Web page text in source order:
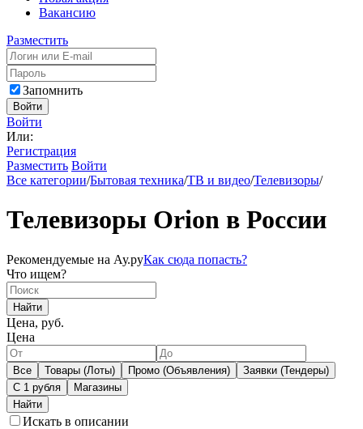
Вакансию
Разместить
Запомнить
Войти
Войти
Или:
Регистрация
Разместить Войти
Все категории/Бытовая техника/ТВ и видео/Телевизоры/
Телевизоры Orion в России
Рекомендуемые на Ау.руКак сюда попасть?
Что ищем?
Найти
Цена, руб.
Цена
Все Товары (Лоты) Промо (Объявления)
Заявки (Тендеры)
С 1 рубля
Магазины
Искать в описании